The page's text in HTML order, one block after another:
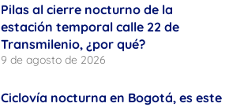
Pilas al cierre nocturno de la
estación temporal calle 22 de
Transmilenio, ¿por qué?
9 de agosto de 2026
Ciclovía nocturna en Bogotá, es este